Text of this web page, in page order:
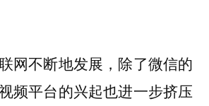
网不断地发展，除了微信的
频平台的兴起也进一步挤压